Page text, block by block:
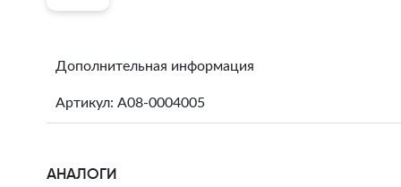
Дополнительная информация
Артикул: A08-0004005
АНАЛОГИ